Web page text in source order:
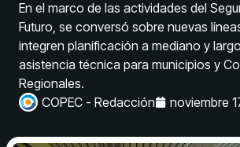
En el marco de las actividades del
Futuro, se conversó sobre nuevas
integren planificación a mediano y
asistencia técnica para municipios y
Regionales.
COPEC - Redacción
noviembre